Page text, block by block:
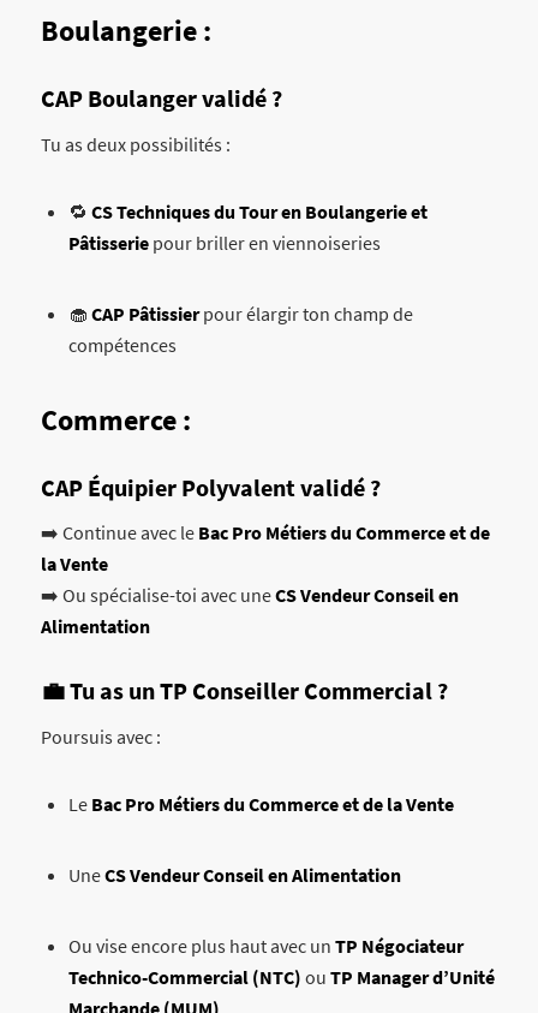
Boulangerie :
CAP Boulanger validé ?
Tu as deux possibilités :
🔁 CS Techniques du Tour en Boulangerie et
Pâtisseriepour briller en viennoiseries
🧁 CAP Pâtissierpour élargir ton champ de
compétences
Commerce :
CAP Équipier Polyvalent validé ?
➡️ Continue avec le Bac Pro Métiers du Commerce et de
la Vente
➡️ Ou spécialise-toi avec uneCS Vendeur Conseil en
Alimentation
💼 Tu as un TP Conseiller Commercial ?
Poursuis avec :
Le Bac Pro Métiers du Commerce et de la Vente
UneCS Vendeur Conseil en Alimentation
Ou vise encore plus haut avec un TP Négociateur
Technico-Commercial (NTC) ou TP Manager d’Unité